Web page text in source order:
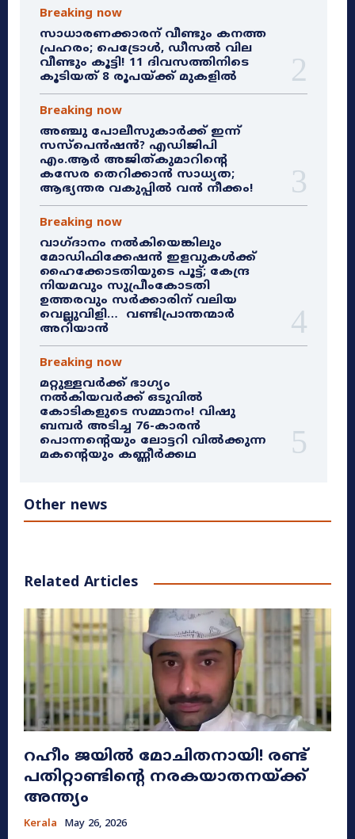
Breaking now
സാധാരണക്കാരന് വീണ്ടും കനത്ത
പ്രഹരം; പെട്രോൾ, ഡീസൽ വില
വീണ്ടും കൂട്ടി! 11 ദിവസത്തിനിടെ
കൂടിയത് 8 രൂപയ്ക്ക് മുകളിൽ
Breaking now
അഞ്ചു പോലീസുകാർക്ക് ഇന്ന്
സസ്‌പെൻഷൻ? എഡിജിപി
എം.ആർ അജിത്കുമാറിൻ്റെ
കസേര തെറിക്കാൻ സാധ്യത;
ആഭ്യന്തര വകുപ്പിൽ വൻ നീക്കം!
Breaking now
വാഗ്ദാനം നൽകിയെങ്കിലും
മോഡിഫിക്കേഷൻ ഇളവുകൾക്ക്
ഹൈക്കോടതിയുടെ പൂട്ട്; കേന്ദ്ര
നിയമവും സുപ്രീംകോടതി
ഉത്തരവും സർക്കാരിന് വലിയ
വെല്ലുവിളി… വണ്ടിപ്രാന്തന്മാർ
അറിയാൻ
Breaking now
മറ്റുള്ളവർക്ക് ഭാഗ്യം
നൽകിയവർക്ക് ഒടുവിൽ
കോടികളുടെ സമ്മാനം! വിഷു
ബമ്പർ അടിച്ച 76-കാരൻ
പൊന്നന്റെയും ലോട്ടറി വിൽക്കുന്ന
മകന്റെയും കണ്ണീർക്കഥ
Other news
Related Articles
റഹീം ജയിൽ മോചിതനായി! രണ്ട്
പതിറ്റാണ്ടിന്റെ നരകയാതനയ്ക്ക്
അന്ത്യം
Kerala May 26, 2026